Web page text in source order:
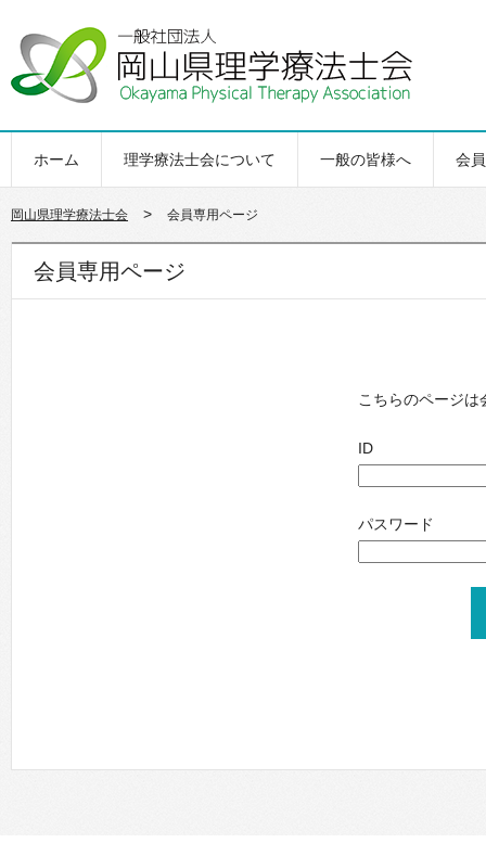
ホーム 理学療法士会について 一般の皆様へ 会
岡山県理学療法士会 > 会員専用ページ
会員専用ページ
こちらのページ
ID
パスワード